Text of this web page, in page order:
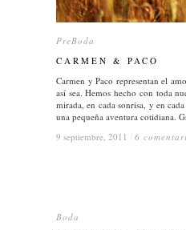
PreBoda
CARMEN & PACO
Carmen y Paco representan el
así sea. Hemos hecho con toda
mirada, en cada sonrisa, y en
una pequeña aventura cotidiana.
9 septiembre, 2011 / 6
PreBoda
CARMEN & PACO
9 septiembre, 2011 / 6
Boda
Boda